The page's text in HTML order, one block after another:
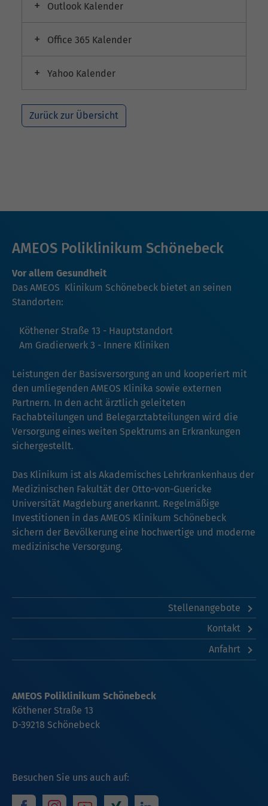
Outlook Kalender
Office 365 Kalender
Yahoo Kalender
Zurück zur Übersicht
AMEOS Poliklinikum Schönebeck
Vor allem Gesundheit
Das AMEOS Klinikum Schönebeck bietet an seinen
Standorten:
Köthener Straße 13 - Hauptstandort
Am Gradierwerk 3 - Innere Kliniken
Leistungen der Basisversorgung an und kooperiert mit
den umliegenden AMEOS Klinika sowie externen
Partnern. In den acht ärztlich geleiteten
Fachabteilungen und Belegarztabteilungen wird die
Versorgung eines weiten Spektrums an Erkrankungen
sichergestellt.
Das Klinikum ist als Akademisches Lehrkrankenhaus der
Medizinischen Fakultät der Otto-von-Guericke
Universität Magdeburg anerkannt. Regelmäßige
Investitionen in das AMEOS Klinikum Schönebeck
sichern der Bevölkerung eine hochwertige und moderne
medizinische Versorgung.
Stellenangebote
Kontakt
Anfahrt
Besuchen Sie uns auch auf:
AMEOS Poliklinikum Schönebeck
Köthener Straße 13
D-39218 Schönebeck